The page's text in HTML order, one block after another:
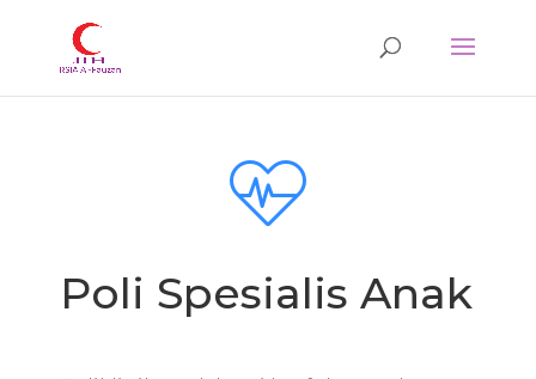
Poli Spesialis Anak